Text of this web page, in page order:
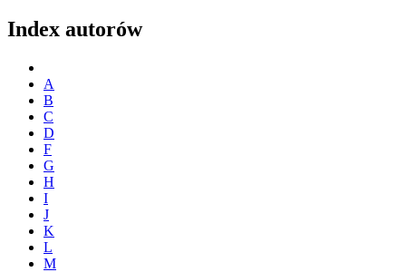
Index autorów
A
B
C
D
F
G
H
I
J
K
L
M